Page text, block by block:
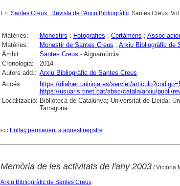
En: Santes Creus : Revista de l'Arxiu Bibliogràfic. Santes Creus.
Matèries: Monestirs ; Fotografies ; Certàmens ;
Matèries:
Monestir de Santes Creus ; Arxiu Bibliogràfic de
Àmbit:
Santes Creus - Aiguamúrcia
Cronologia:
2014
Autors add.: Arxiu Bibliogràfic de Santes Creus
Accés:
https://dialnet.unirioja.es/servlet/
https://usuaris.tinet.cat/absc/catala/arxiu/publi/
Localització: Biblioteca de Catalunya; Universitat de Lleida;
Tarragona
Enllaç permanent a aquest registre
Memòria de les activitats de l'any 2003/ Victòria
Arxiu Bibliogràfic de Santes Creus.